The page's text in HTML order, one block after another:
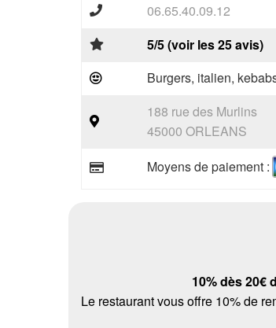
06.65.40.09.12
5/5 (voir les 25 avis)
Burgers, italien,
188 rue des Murlins
45000 ORLEANS
Moyens de paiement :
10% dès 20€
Le restaurant vous offre 10% de